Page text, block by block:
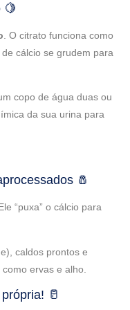
🍋
. O citrato funciona como
cálcio se grudem para
copo de água duas ou
da sua urina para
🧂
“puxa” o cálcio para
caldos prontos e
ervas e alho.
🥛